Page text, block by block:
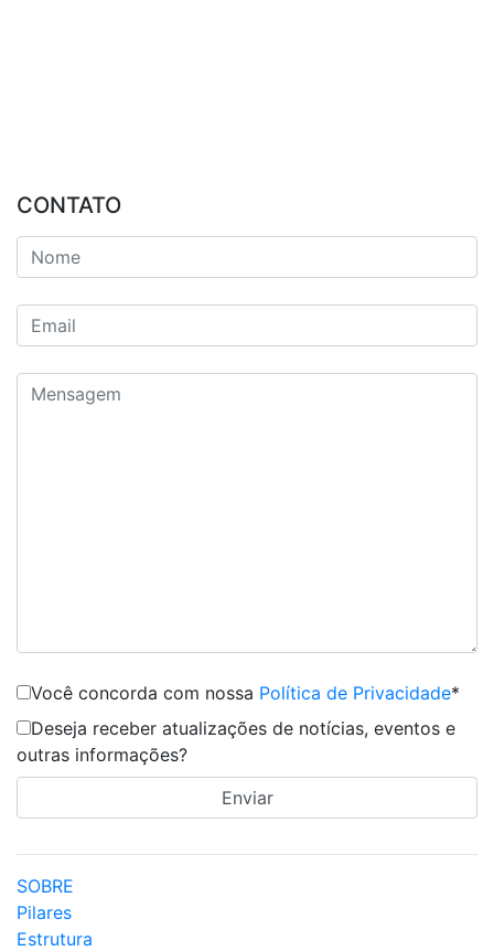
CONTATO
Você concorda com nossa Política de Privacidade*
Deseja receber atualizações de notícias, eventos e
outras informações?
SOBRE
Pilares
Estrutura